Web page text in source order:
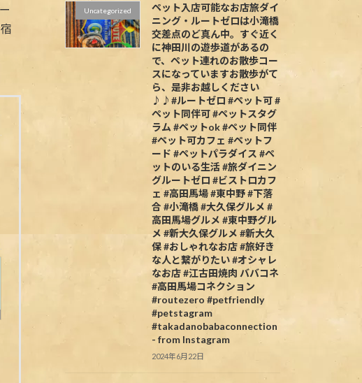
Uncategorized
ペット入店可能なお店旅ダイ
ニング・ルートゼロは小滝橋
交差点のど真ん中。すぐ近く
に神田川の遊歩道があるの
で、ペット連れのお散歩コー
スになっていますお散歩がて
ら、是非お越しください
♪♪#ルートゼロ #ペット可 #
ペット同伴可 #ペットスタグ
ラム #ペットok #ペット同伴
#ペット可カフェ #ペットフ
ード #ペットパラダイス #ペ
ットのいる生活 #旅ダイニン
グルートゼロ #ビストロカフ
ェ #高田馬場 #東中野 #下落
合 #小滝橋 #大久保グルメ #
高田馬場グルメ #東中野グル
メ #新大久保グルメ #新大久
保 #おしゃれなお店 #旅好き
な人と繋がりたい #オシャレ
なお店 #江古田焼肉 ババコネ
#高田馬場コネクション
#routezero #petfriendly
#petstagram
#takadanobabaconnection
- from Instagram
2024年6月22日